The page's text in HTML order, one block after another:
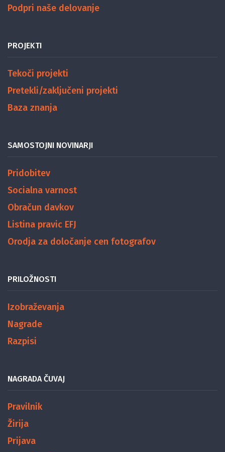
Podpri naše delovanje
PROJEKTI
Tekoči projekti
Pretekli/zaključeni projekti
Baza znanja
SAMOSTOJNI NOVINARJI
Pridobitev
Socialna varnost
Obračun davkov
Listina pravic EFJ
Orodja za določanje cen fotografov
PRILOŽNOSTI
Izobraževanja
Nagrade
Razpisi
NAGRADA ČUVAJ
Pravilnik
Žirija
Prijava